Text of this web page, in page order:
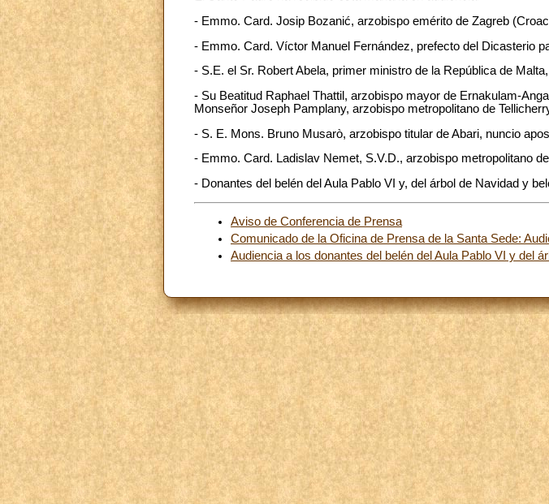
- Emmo. Card. Josip Bozanić, arzobispo emérito de Zagreb
- Emmo. Card. Víctor Manuel Fernández, prefecto del Dicasterio
- S.E. el Sr. Robert Abela, primer ministro de la República de
- Su Beatitud Raphael Thattil, arzobispo mayor de Ernakulam-
Monseñor Joseph Pamplany, arzobispo metropolitano de
- S. E. Mons. Bruno Musarò, arzobispo titular de Abari, nuncio
- Emmo. Card. Ladislav Nemet, S.V.D., arzobispo metropolitano
- Donantes del belén del Aula Pablo VI y, del árbol de Navidad y
Aviso de Conferencia de Prensa
Comunicado de la Oficina de Prensa de la Santa Sede:
Audiencia a los donantes del belén del Aula Pablo VI y del